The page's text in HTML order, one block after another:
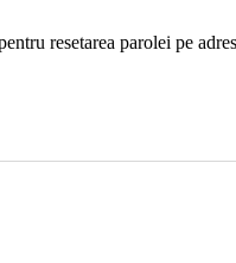
resetarea parolei pe